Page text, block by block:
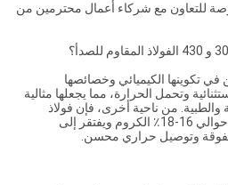
للتعاون مع شركاء أعمال محترمين من
تكوينها الكيميائي وخصائصها
وتحمل الحرارة، مما يجعلها مثالية
والطبية. من ناحية أخرى، فإن فولاذ
المقاوم للصدأ 430 يحتوي على حوالي 16-18٪ الكروم ويفتقر إلى
وتوصيل حراري محسن.